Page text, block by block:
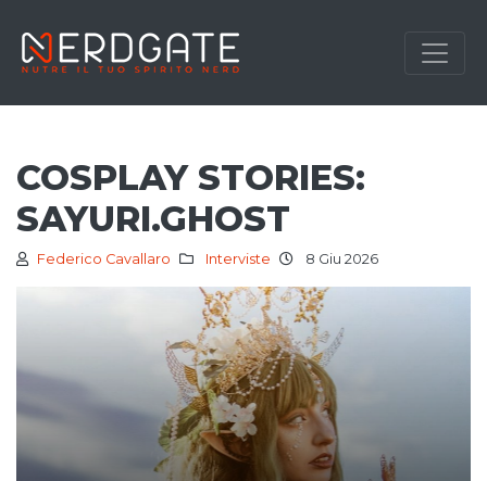
COSPLAY STORIES:
SAYURI.GHOST
Federico Cavallaro Interviste 8 Giu 2026